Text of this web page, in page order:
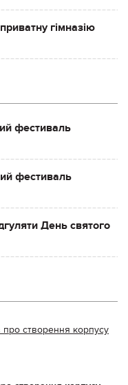
гімназію
фестиваль
фестиваль
День святого